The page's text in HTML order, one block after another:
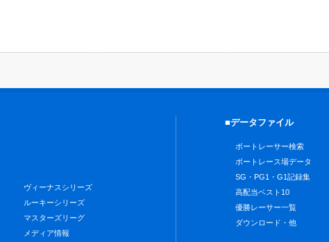
ヴィーナスシリーズ
ルーキーシリーズ
マスターズリーグ
メディア情報
■データファイル
ボートレーサー検索
ボートレース場データ
SG・PG1・G1記録集
高配当ベスト10
優勝レーサー一覧
ダウンロード・他